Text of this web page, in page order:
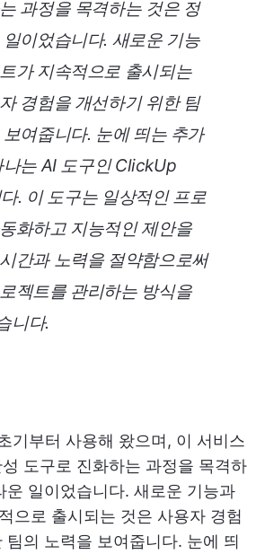
과정을 목격하는 것은 정
일이었습니다. 새로운 기능
가 지속적으로 출시되는
경험을 개선하기 위한 팀
여줍니다. 눈에 띄는 추가
나는 AI 도구인 ClickUp
. 이 도구는 일상적인 프로
화하고 지능적인 제안을
간과 노력을 절약함으로써
젝트를 관리하는 방식을
니다.
기부터 사용해 왔으며, 이 서비스
도구로 진화하는 과정을 목격하
운 일이었습니다. 새로운 기능과
으로 출시되는 것은 사용자 경험
팀의 노력을 보여줍니다. 눈에 띄